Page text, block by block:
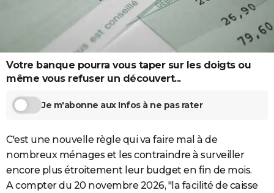
GUIDES D'ACHAT
BONS PLANS
Carte de Noël
Carte Bonne année
Carte Saint-Valentin
Carte Pâques
Carte d'anniversaire
DICTIONNAIRE
Dictionnaire
Biographies
Citations
Expressions
Proverbes
PROGRAMME TV
S'inscrire
Se connecter
Lycées
Collèges
Primaires
Universités
Entreprises
Service militaire
Avis de recherche
AVIS DE DÉCÈS
Votre banque pourra vous taper sur les doigts ou
même vous refuser un découvert...
Je m'abonne aux Infos à ne pas rater
C'est une nouvelle règle qui va faire mal à de
nombreux ménages et les contraindre à surveiller
encore plus étroitement leur budget en fin de mois.
A compter du 20 novembre 2026, "la facilité de caisse